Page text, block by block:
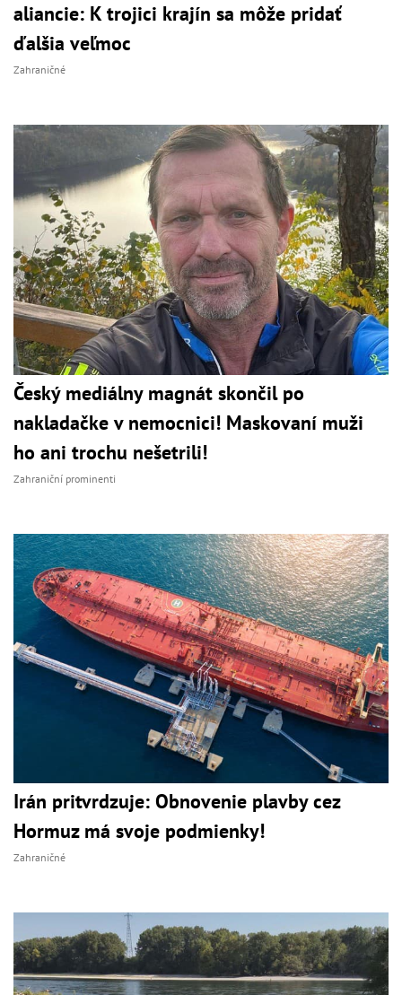
aliancie: K trojici krajín sa môže pridať
ďalšia veľmoc
Zahraničné
Český mediálny magnát skončil po
nakladačke v nemocnici! Maskovaní muži
ho ani trochu nešetrili!
Zahraniční prominenti
Irán pritvrdzuje: Obnovenie plavby cez
Hormuz má svoje podmienky!
Zahraničné